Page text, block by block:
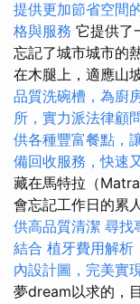
提供更加節省空間
格與服務 它提供了
忘記了城市城市的
在木腿上，適應山
品質洗碗槽，為廚
所，實力派法律顧
供各種豐富餐點，
備回收服務，快速
藏在馬特拉（
會忘記工作日的累
供高品質清潔 尋找
結合 植牙費用解析
內設計圖，完美實
夢dream以求的，